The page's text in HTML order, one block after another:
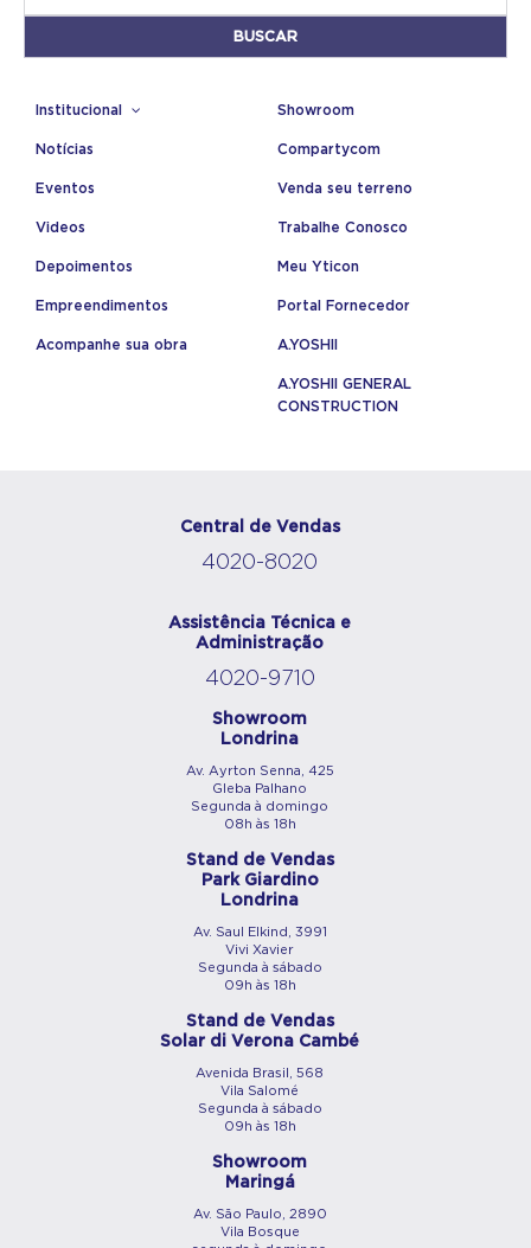
Institucional
Notícias
Eventos
Videos
Depoimentos
Empreendimentos
Acompanhe sua obra
Showroom
Compartycom
Venda seu terreno
Trabalhe Conosco
Meu Yticon
Portal Fornecedor
A.YOSHII
A.YOSHII GENERAL
CONSTRUCTION
Central de Vendas
4020-8020
Assistência Técnica e
Administração
4020-9710
Showroom
Londrina
Av. Ayrton Senna, 425
Gleba Palhano
Segunda à domingo
08h às 18h
Stand de Vendas
Park Giardino
Londrina
Av. Saul Elkind, 3991
Vivi Xavier
Segunda à sábado
09h às 18h
Stand de Vendas
Solar di Verona Cambé
Avenida Brasil, 568
Vila Salomé
Segunda à sábado
09h às 18h
Showroom
Maringá
Av. São Paulo, 2890
Vila Bosque